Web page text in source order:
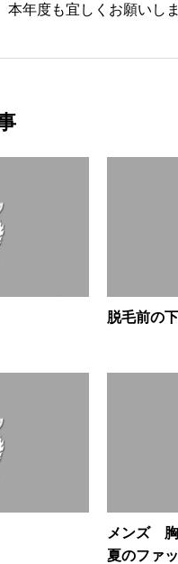
本年度も宜しくお願いしま
脱毛前の
メンズ
夏のファ